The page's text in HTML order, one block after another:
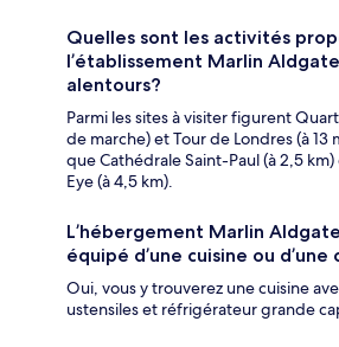
Quelles sont les activités
l’établissement Marlin
alentours?
Parmi les sites à visiter figurent
de marche) et Tour de Londres (à 13
que Cathédrale Saint-Paul (à 2,5
Eye (à 4,5 km).
L’hébergement Marlin
équipé d’une cuisine ou
Oui, vous y trouverez une cuisine
ustensiles et réfrigérateur grande